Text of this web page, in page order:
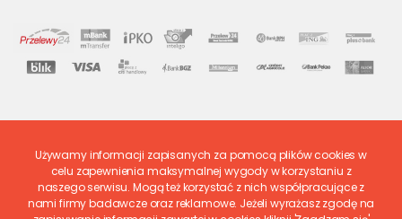
Ostatnio ocenione
Używamy informacji zapisanych za pomocą plików cookies w
celu zapewnienia maksymalnej wygody w korzystaniu z
naszego serwisu. Mogą też korzystać z nich współpracujące z
nami firmy badawcze oraz reklamowe. Jeżeli wyrażasz zgodę na